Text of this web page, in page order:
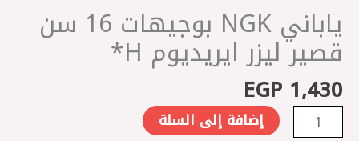
ياباني NGK بوجيهات 16 سن
قصير ليزر ايريديوم H*
EGP 1,430
إضافة إلى السلة